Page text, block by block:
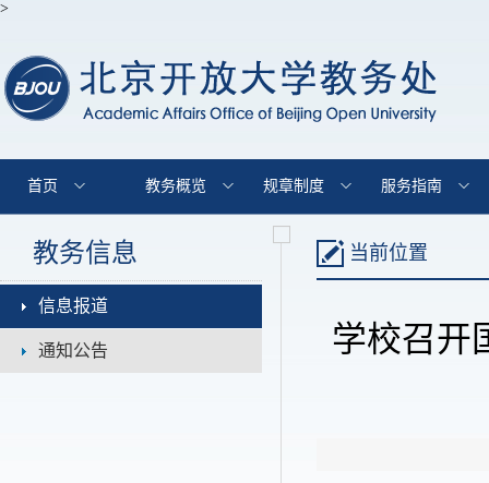
>
首页 教务概览 规章制度 服务指南
教务信息
信息报道
通知公告
当前位置
学校召开